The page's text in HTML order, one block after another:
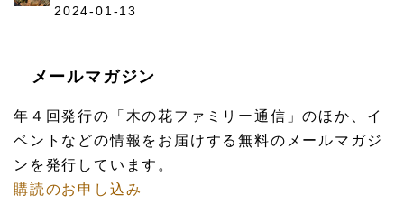
2024-01-13
メールマガジン
年４回発行の「木の花ファミリー通信」のほか、イ
ベントなどの情報をお届けする無料のメールマガジ
ンを発行しています。
購読のお申し込み